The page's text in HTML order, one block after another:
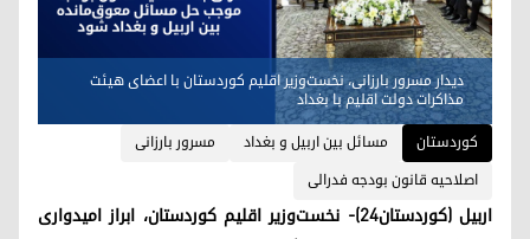
دیدار مسرور بارزانی، نخست‌وزیر اقلیم کوردستان با اعضای هیئت
مذاکرات دولت اقلیم با بغداد
کوردستان
مسائل بین اربیل و بغداد
مسرور بارزانی
اصلاحیه قانون بودجه فدرالی
اربیل (کوردستان٢٤)- نخست‌وزیر اقلیم کوردستان، ابراز امیدواری